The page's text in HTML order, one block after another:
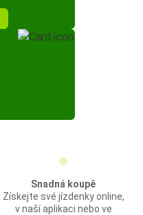
Snadná koupě
Získejte své jízdenky online,
v naší aplikaci nebo ve